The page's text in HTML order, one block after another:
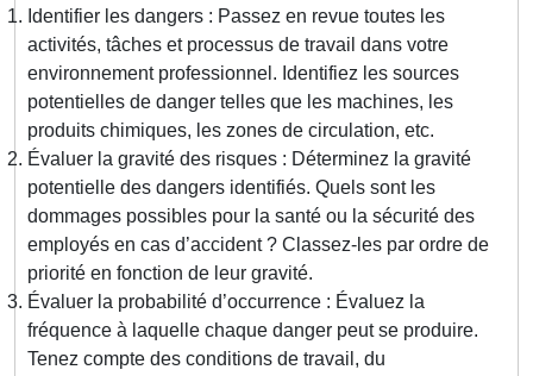
Identifier les dangers : Passez en revue toutes les
activités, tâches et processus de travail dans votre
environnement professionnel. Identifiez les sources
potentielles de danger telles que les machines, les
produits chimiques, les zones de circulation, etc.
Évaluer la gravité des risques : Déterminez la gravité
potentielle des dangers identifiés. Quels sont les
dommages possibles pour la santé ou la sécurité des
employés en cas d’accident ? Classez-les par ordre de
priorité en fonction de leur gravité.
Évaluer la probabilité d’occurrence : Évaluez la
fréquence à laquelle chaque danger peut se produire.
Tenez compte des conditions de travail, du